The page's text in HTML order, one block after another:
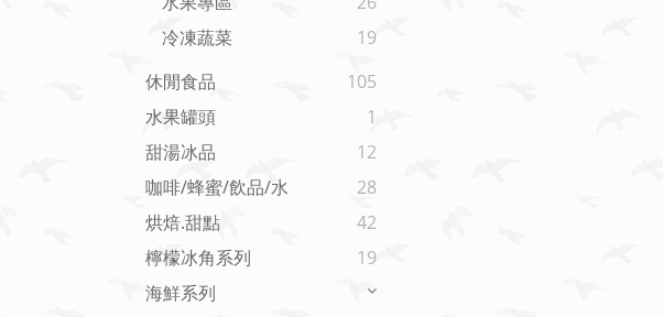
冷凍蔬菜
19
休閒食品
105
水果罐頭
1
甜湯冰品
12
咖啡/蜂蜜/飲品/水
28
烘焙.甜點
42
檸檬冰角系列
19
海鮮系列